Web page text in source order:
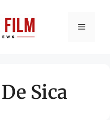
Menu
Sica